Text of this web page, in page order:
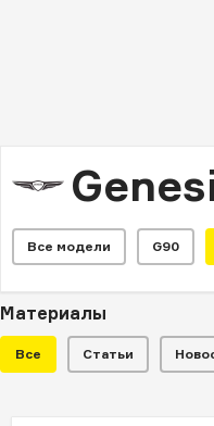
Все модели G90
Материалы
Все Статьи